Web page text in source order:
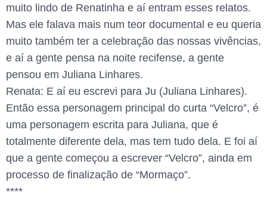
muito lindo de Renatinha e aí entram esses relatos.
Mas ele falava mais num teor documental e eu queria
muito também ter a celebração das nossas vivências,
e aí a gente pensa na noite recifense, a gente
pensou em Juliana Linhares.
Renata: E aí eu escrevi para Ju (Juliana Linhares).
Então essa personagem principal do curta “Velcro”, é
uma personagem escrita para Juliana, que é
totalmente diferente dela, mas tem tudo dela. E foi aí
que a gente começou a escrever “Velcro”, ainda em
processo de finalização de “Mormaço”.
****